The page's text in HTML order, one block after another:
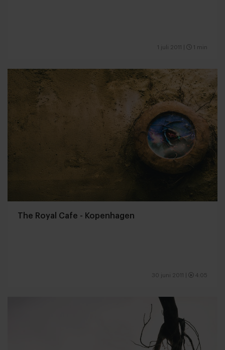
1 juli 2011 1 min
The Royal Cafe - Kopenhagen
30 juni 2011 4:05